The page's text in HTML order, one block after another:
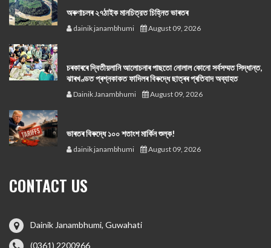
অৰুণাচলৰ ২৭ঠাইক মানচিত্রত চিহ্নিত ভাৰতৰ
dainik janambhumi August 09, 2026
চৰকাৰৰে দ্বিতীয়লানি আলোচনাৰ পাছতো নোলাল কোনো সর্বসম্মত সিদ্ধান্ত,
ঝাৰখণ্ডত প্ৰশ্নকাকত ফাদিলৰ বিৰুদ্ধে ছাত্ৰৰ প্ৰতিবাদ অব্যাহত
Dainik Janambhumi August 09, 2026
ভাৰতৰ বিৰুদ্ধে ১০০ শতাংশ মার্কিন শুল্ক!
dainik janambhumi August 09, 2026
CONTACT US
Dainik Janambhumi, Guwahati
(0361) 2200966